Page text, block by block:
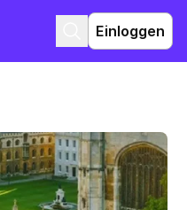
Einloggen